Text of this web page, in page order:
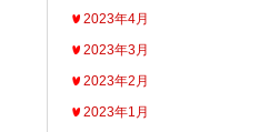
2023年4月
2023年3月
2023年2月
2023年1月